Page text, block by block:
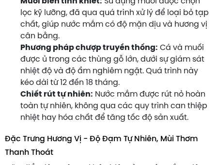
lọc kỹ lưỡng, đã qua quá trình xử lý để loại bỏ tạp
chất, giúp nước mắm có độ mặn dịu và hương vị
cân bằng.
Phương pháp chượp truyền thống: Cá và muối
được ủ trong các thùng gỗ lớn, dưới sự giám sát
nhiệt độ và độ ẩm nghiêm ngặt. Quá trình này
kéo dài từ 12 đến 18 tháng.
Chiết rút tự nhiên: Nước mắm được rút nỏ hoàn
toàn tự nhiên, không qua các quy trình can thiệp
nhiệt hay hóa chất để tăng tốc độ sản xuất.
Đặc Trưng Hương Vị - Độ Đạm Tự Nhiên, Mùi Thơm
Thanh Thoát